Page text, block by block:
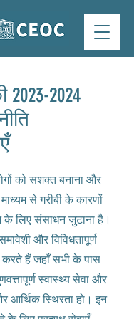
2023-2024
को सशक्त बनाना और
से गरीबी के कारणों
लिए संसाधन जुटाना है।
और विविधतापूर्ण
करते हैं जहाँ सभी के पास
स्वास्थ्य सेवा और
आर्थिक स्थिरता हो। इन